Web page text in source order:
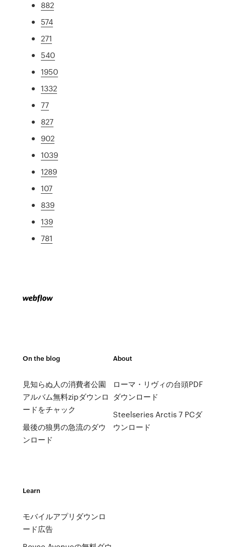
882
574
271
540
1950
1332
77
827
902
1039
1289
107
839
139
781
On the blog
見知らぬ人の消費者公園
アルバム無料zipダウンロ
ードをチャック
最後の狼男の急流のダウ
ンロード
About
ローマ・リヴィの台頭PDF
ダウンロード
Steelseries Arctis 7 PCダ
ウンロード
Learn
モバイルアプリダウンロ
ード広告